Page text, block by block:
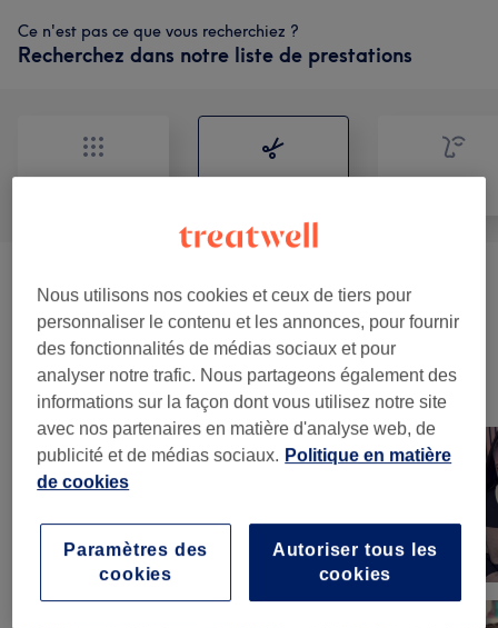
Ce n'est pas ce que vous recherchiez ?
Recherchez dans notre liste de prestations
Femme - Coupe De Cheveux Et
Coiffure (22)
à partir de 10 €
Notre travail
Appuyez sur l'image pour voir plus de détails
Nous utilisons nos cookies et ceux de tiers pour
personnaliser le contenu et les annonces, pour fournir
des fonctionnalités de médias sociaux et pour
analyser notre trafic. Nous partageons également des
informations sur la façon dont vous utilisez notre site
avec nos partenaires en matière d'analyse web, de
publicité et de médias sociaux. Politique en matière
de cookies
Autoriser tous les
cookies
Paramètres des
cookies